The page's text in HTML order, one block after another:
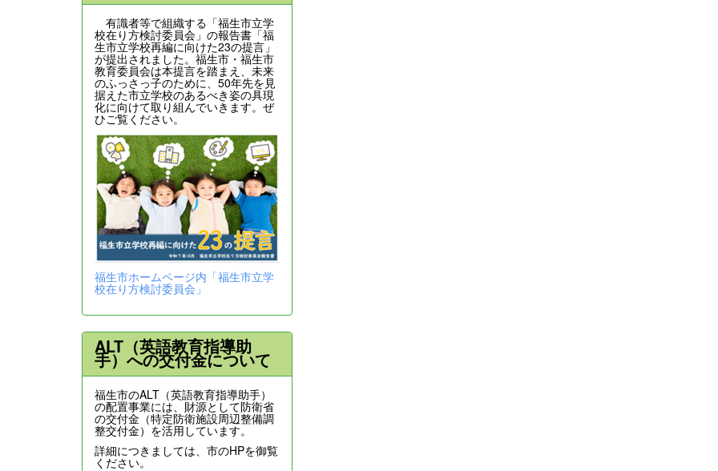
有識者等で組織する「福生市立学
校在り方検討委員会」の報告書「福
生市立学校再編に向けた23の提言」
が提出されました。福生市・福生市
教育委員会は本提言を踏まえ、未来
のふっさっ子のために、50年先を見
据えた市立学校のあるべき姿の具現
化に向けて取り組んでいきます。ぜ
ひご覧ください。
福生市ホームページ内「福生市立学
校在り方検討委員会」
ALT（英語教育指導助
手）への交付金について
福生市のALT（英語教育指導助手）
の配置事業には、財源として防衛省
の交付金（特定防衛施設周辺整備調
整交付金）を活用しています。
詳細につきましては、市のHPを御覧
ください。